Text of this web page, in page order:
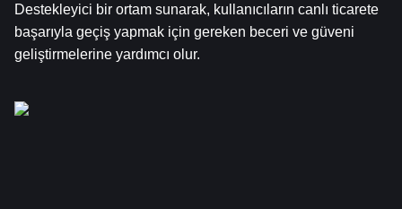
Destekleyici bir ortam sunarak, kullanıcıların canlı ticarete
başarıyla geçiş yapmak için gereken beceri ve güveni
geliştirmelerine yardımcı olur.